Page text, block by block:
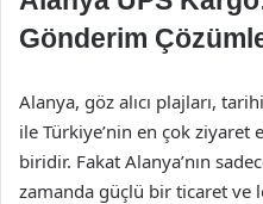
Gönderim
Alanya, göz alıcı plajları,
ile Türkiye’nin en çok
biridir. Fakat Alanya’nın
zamanda güçlü bir ticaret ve